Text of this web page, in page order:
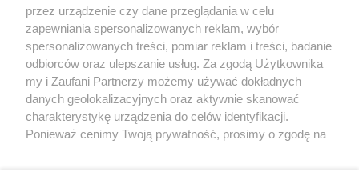
O FIRMIE POLITYKA PRYWATNOŚCI HOSTING
REKLAMA WSPÓŁPRACA RSS FACEBOOK KONTAKT
Nasze serwisy
Aktualności
Tcz24
Muzyka i kultura
Archiwum wydarzeń
przez urządzenie czy dane przeglądania w celu
zapewniania spersonalizowanych reklam, wybór
spersonalizowanych treści, pomiar reklam i treści, badanie
odbiorców oraz ulepszanie usług. Za zgodą Użytkownika
my i Zaufani Partnerzy możemy używać dokładnych
danych geolokalizacyjnych oraz aktywnie skanować
charakterystykę urządzenia do celów identyfikacji.
Ponieważ cenimy Twoją prywatność, prosimy o zgodę na